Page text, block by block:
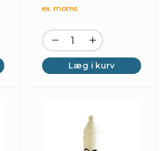
ex. moms
Læg i kurv